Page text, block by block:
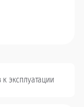
эксплуатации